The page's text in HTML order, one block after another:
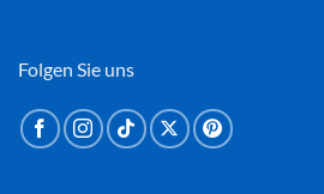
Folgen Sie uns